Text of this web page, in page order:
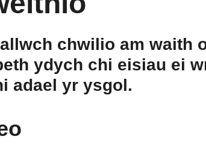
chwilio am waith
ydych chi eisiau ei
adael yr ysgol.